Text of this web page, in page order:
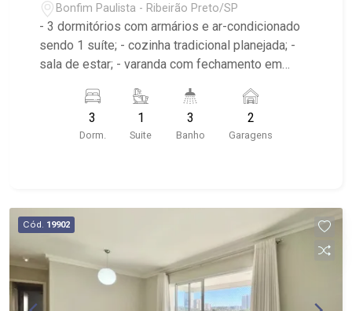
Bonfim Paulista - Ribeirão Preto/SP
- 3 dormitórios com armários e ar-condicionado
sendo 1 suíte; - cozinha tradicional planejada; -
sala de estar; - varanda com fechamento em
- lavabo; - área de serviço com armários; - 2
vagas de garagem cobertas; - Condomínio:
Portaria 24hrs, Elevador, Piscina, Salão de
3
Dorm.
1
Suite
3
Banho
2
Garagens
Cód. 19902